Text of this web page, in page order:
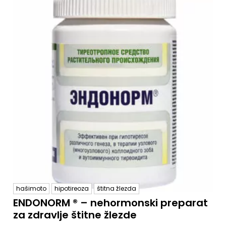
hašimoto hipotireoza štitna žlezda
ENDONORM ® – nehormonski preparat
za zdravlje štitne žlezde